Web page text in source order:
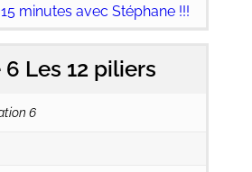
minutes avec Stéphane !!!
Les 12 piliers
6